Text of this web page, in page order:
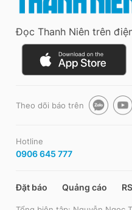
Đọc Thanh Niên trên
Theo dõi báo trên
Hotline
0906 645 777
Đặt báo Quảng cáo